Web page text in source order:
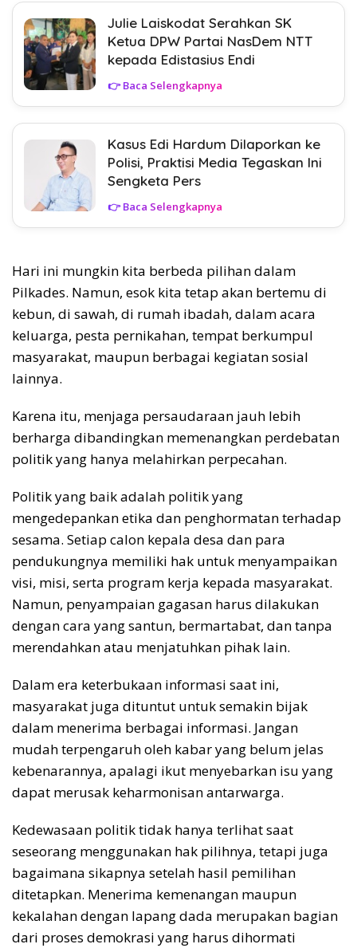
Julie Laiskodat Serahkan SK
Ketua DPW Partai NasDem NTT
kepada Edistasius Endi
👉 Baca Selengkapnya
Kasus Edi Hardum Dilaporkan ke
Polisi, Praktisi Media Tegaskan Ini
Sengketa Pers
👉 Baca Selengkapnya
Hari ini mungkin kita berbeda pilihan dalam
Pilkades. Namun, esok kita tetap akan bertemu di
kebun, di sawah, di rumah ibadah, dalam acara
keluarga, pesta pernikahan, tempat berkumpul
masyarakat, maupun berbagai kegiatan sosial
lainnya.
Karena itu, menjaga persaudaraan jauh lebih
berharga dibandingkan memenangkan perdebatan
politik yang hanya melahirkan perpecahan.
Politik yang baik adalah politik yang
mengedepankan etika dan penghormatan terhadap
sesama. Setiap calon kepala desa dan para
pendukungnya memiliki hak untuk menyampaikan
visi, misi, serta program kerja kepada masyarakat.
Namun, penyampaian gagasan harus dilakukan
dengan cara yang santun, bermartabat, dan tanpa
merendahkan atau menjatuhkan pihak lain.
Dalam era keterbukaan informasi saat ini,
masyarakat juga dituntut untuk semakin bijak
dalam menerima berbagai informasi. Jangan
mudah terpengaruh oleh kabar yang belum jelas
kebenarannya, apalagi ikut menyebarkan isu yang
dapat merusak keharmonisan antarwarga.
Kedewasaan politik tidak hanya terlihat saat
seseorang menggunakan hak pilihnya, tetapi juga
bagaimana sikapnya setelah hasil pemilihan
ditetapkan. Menerima kemenangan maupun
kekalahan dengan lapang dada merupakan bagian
dari proses demokrasi yang harus dihormati